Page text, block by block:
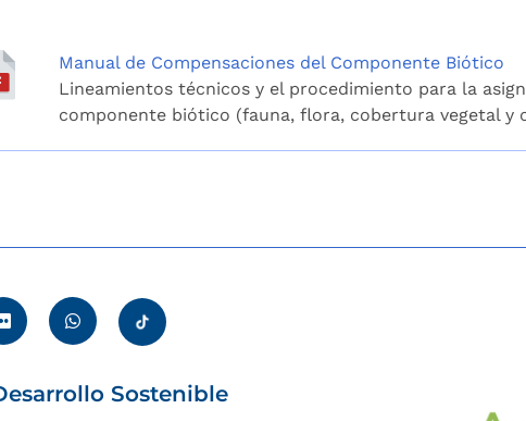
Manual de Compensaciones del Componente Biótico
Lineamientos técnicos y el procedimiento para la
componente biótico (fauna, flora, cobertura vegetal y
Sostenible